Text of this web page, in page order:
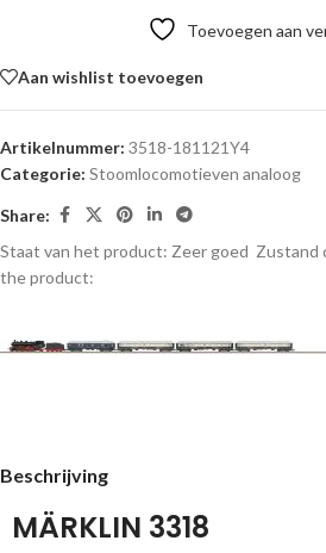
Toevoegen aan
Aan wishlist toevoegen
Artikelnummer: 3518-181121Y4
Categorie: Stoomlocomotieven analoog
Share:
Staat van het product: Zeer goed Zustand
the product:
Beschrijving
MÄRKLIN 3318